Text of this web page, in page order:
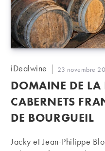
Auteur/autrice
la
publication :
iDealwine
Publication
publiée :
23 novembre
DOMAINE DE LA
CABERNETS
DE BOURGUEIL
Jacky et Jean-Philippe